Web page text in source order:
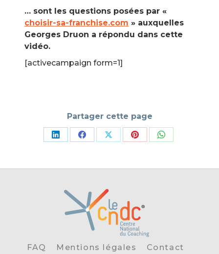
… sont les questions posées par «
choisir-sa-franchise.com » auxquelles
Georges Druon a répondu dans cette
vidéo.
[activecampaign form=1]
Partager cette page
Partager
LinkedIn
Partager
Facebook
Partager
X
Partager
Pinterest
Partager
WhatsApp
FAQ Mentions légales Contact